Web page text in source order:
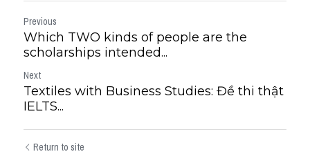
Previous
Which TWO kinds of people are the
scholarships intended...
Next
Textiles with Business Studies: Đề thi thật
IELTS...
Return to site